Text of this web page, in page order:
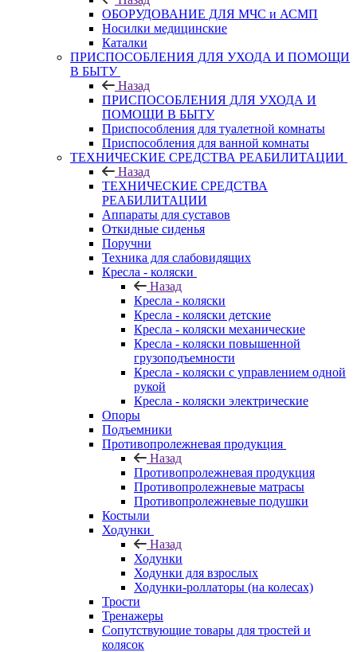
ОБОРУДОВАНИЕ ДЛЯ МЧС и АСМП
Носилки медицинские
Каталки
ПРИСПОСОБЛЕНИЯ ДЛЯ УХОДА И ПОМОЩИ
В БЫТУ
Назад
ПРИСПОСОБЛЕНИЯ ДЛЯ УХОДА И
ПОМОЩИ В БЫТУ
Приспособления для туалетной комнаты
Приспособления для ванной комнаты
ТЕХНИЧЕСКИЕ СРЕДСТВА РЕАБИЛИТАЦИИ
Назад
ТЕХНИЧЕСКИЕ СРЕДСТВА
РЕАБИЛИТАЦИИ
Аппараты для суставов
Откидные сиденья
Поручни
Техника для слабовидящих
Кресла - коляски
Назад
Кресла - коляски
Кресла - коляски детские
Кресла - коляски механические
Кресла - коляски повышенной
грузоподъемности
Кресла - коляски с управлением одной
рукой
Кресла - коляски электрические
Опоры
Подъемники
Противопролежневая продукция
Назад
Противопролежневая продукция
Противопролежневые матрасы
Противопролежневые подушки
Костыли
Ходунки
Назад
Ходунки
Ходунки для взрослых
Ходунки-роллаторы (на колесах)
Трости
Тренажеры
Сопутствующие товары для тростей и
колясок